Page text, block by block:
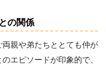
の関係
親や弟たちととても仲が
エピソードが印象的で、